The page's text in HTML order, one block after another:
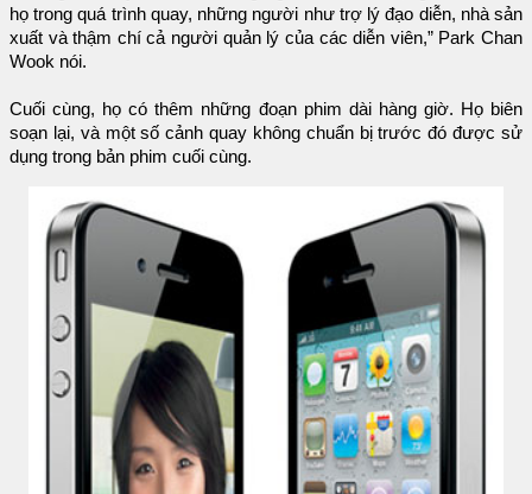
họ trong quá trình quay, những người như trợ lý đạo diễn, nhà sản
xuất và thậm chí cả người quản lý của các diễn viên,” Park Chan
Wook nói.
Cuối cùng, họ có thêm những đoạn phim dài hàng giờ. Họ biên
soạn lại, và một số cảnh quay không chuẩn bị trước đó được sử
dụng trong bản phim cuối cùng.